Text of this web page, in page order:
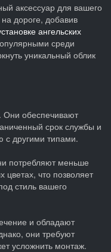
аксессуар для вашего
дороге, добавив
ангельских
среди
уникальный облик
Они обеспечивают
срок службы и
с другими типами.
потребляют меньше
цветах, что позволяет
стиль вашего
и обладают
они требуют
усложнить монтаж.